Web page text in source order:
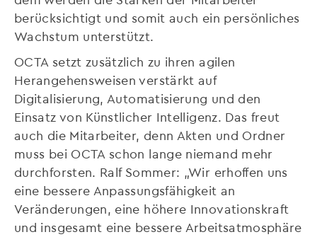
berücksichtigt und somit auch ein persönliches
Wachstum unterstützt.
OCTA setzt zusätzlich zu ihren agilen
Herangehensweisen verstärkt auf
Digitalisierung, Automatisierung und den
Einsatz von Künstlicher Intelligenz. Das freut
auch die Mitarbeiter, denn Akten und Ordner
muss bei OCTA schon lange niemand mehr
durchforsten. Ralf Sommer: „Wir erhoffen uns
eine bessere Anpassungsfähigkeit an
Veränderungen, eine höhere Innovationskraft
und insgesamt eine bessere Arbeitsatmosphäre